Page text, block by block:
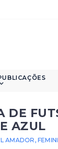
DE
AZUL
AMADOR,